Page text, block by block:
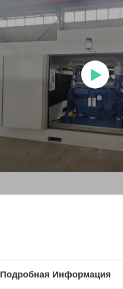
Подробная Информация